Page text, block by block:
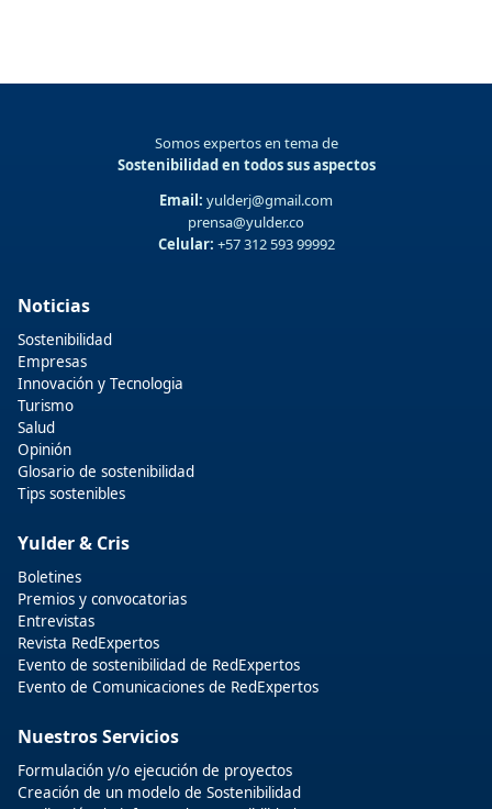
Somos expertos en tema de
Sostenibilidad en todos sus aspectos
Email: yulderj@gmail.com
prensa@yulder.co
Celular: +57 312 593 99992
Noticias
Sostenibilidad
Empresas
Innovación y Tecnologia
Turismo
Salud
Opinión
Glosario de sostenibilidad
Tips sostenibles
Yulder & Cris
Boletines
Premios y convocatorias
Entrevistas
Revista RedExpertos
Evento de sostenibilidad de RedExpertos
Evento de Comunicaciones de RedExpertos
Nuestros Servicios
Formulación y/o ejecución de proyectos
Creación de un modelo de Sostenibilidad